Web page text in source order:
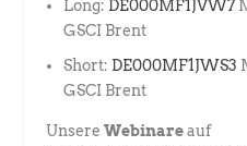
Long: DE000MF1JVW7
GSCI Brent
Short: DE000MF1JWS3
GSCI Brent
UnsereWebinareauf